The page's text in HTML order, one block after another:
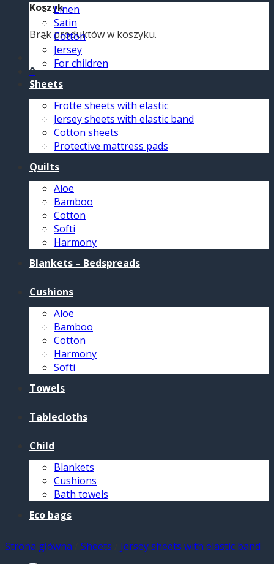
Koszyk
Brak produktów w koszyku.
0
Linen
Satin
Cotton
Jersey
For children
Sheets
Frotte sheets with elastic
Jersey sheets with elastic band
Cotton sheets
Protective mattress pads
Quilts
Aloe
Bamboo
Cotton
Softi
Harmony
Blankets – Bedspreads
Cushions
Aloe
Bamboo
Cotton
Harmony
Softi
Towels
Tablecloths
Child
Blankets
Cushions
Bath towels
Eco bags
Strona główna Sheets Jersey sheets with elastic band